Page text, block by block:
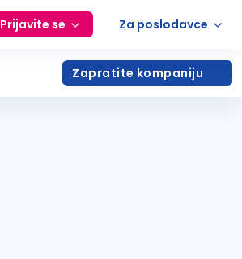
Prijavite se Za poslodavce
Zapratite kompaniju